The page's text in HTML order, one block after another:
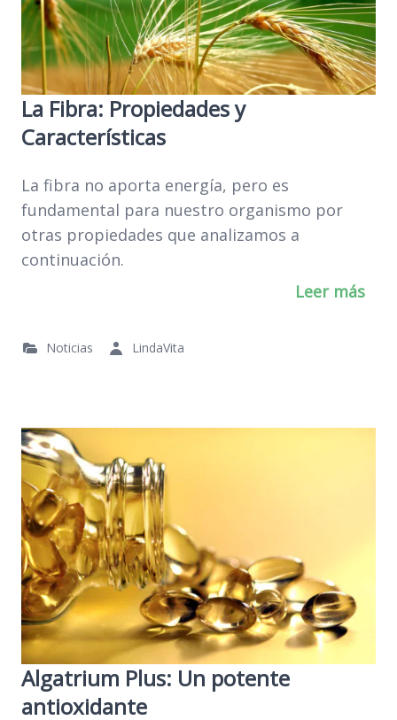
La Fibra: Propiedades y
Características
La fibra no aporta energía, pero es
fundamental para nuestro organismo por
otras propiedades que analizamos a
continuación.
Leer más
Noticias LindaVita
Algatrium Plus: Un potente
antioxidante